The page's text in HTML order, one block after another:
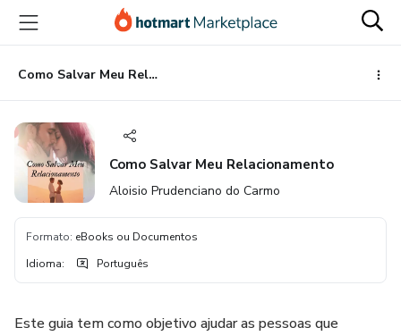
para
conteúdo
principal
para
pagamento
para
rodapé
Como Salvar Meu Relacionamento
Como Salvar Meu Relacionamento
Aloisio Prudenciano do Carmo
Formato: eBooks ou Documentos
Idioma: Português
Este guia tem como objetivo ajudar as pessoas que